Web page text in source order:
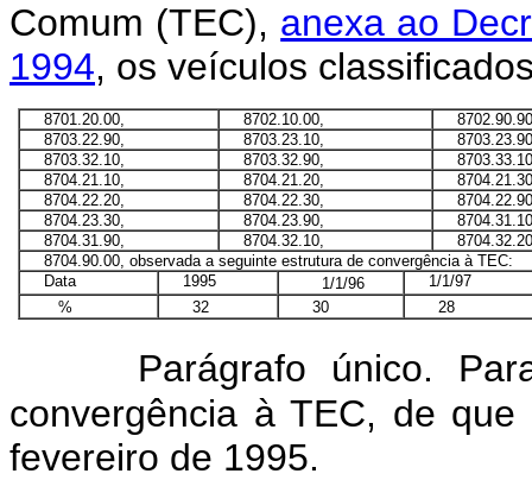
Comum (TEC), anexa ao
1994, os veículos
8701.20.00, 8702.10.00,
8703.22.90,
8703.23.10,
8703.32.10,
8703.32.90,
8704.21.10,
8704.21.20,
8704.22.20,
8704.22.30,
8704.22.90
8704.23.30,
8704.23.90,
8704.31.90,
8704.32.10,
8704.90.00, observada a seguinte estrutura de convergência à TEC:
Data
1995 1/1/96
1/1/97
%
32 30 28
Parágrafo único.
convergência à TEC, de
fevereiro de 1995.